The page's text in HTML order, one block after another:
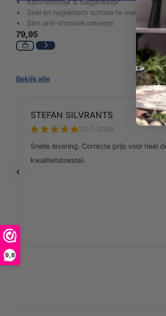
9,8
Katvriendelijk & toegankelijk
Snel en hygiënisch schoon te maken
Slim anti-strooisel ontwerp
79,95
Bekijk alle